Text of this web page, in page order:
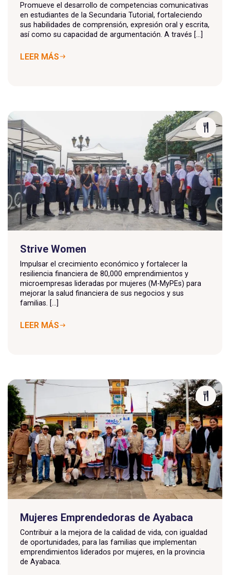
Promueve el desarrollo de competencias comunicativas
en estudiantes de la Secundaria Tutorial, fortaleciendo
sus habilidades de comprensión, expresión oral y escrita,
así como su capacidad de argumentación. A través [...]
LEER MÁS
Strive Women
Impulsar el crecimiento económico y fortalecer la
resiliencia financiera de 80,000 emprendimientos y
microempresas lideradas por mujeres (M-MyPEs) para
mejorar la salud financiera de sus negocios y sus
familias. [...]
LEER MÁS
Mujeres Emprendedoras de Ayabaca
Contribuir a la mejora de la calidad de vida, con igualdad
de oportunidades, para las familias que implementan
emprendimientos liderados por mujeres, en la provincia
de Ayabaca.